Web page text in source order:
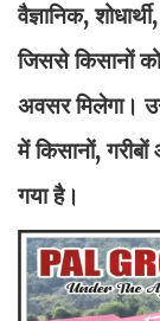
वैज्ञानिक,
जिससे किसानों
अवसर मिलेगा।
में किसानों,
गया है।